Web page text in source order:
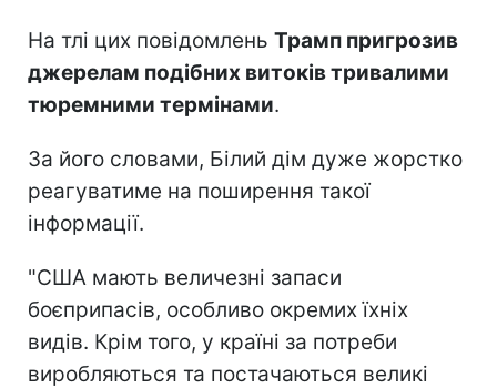
На тлі цих повідомлень Трамп пригрозив
джерелам подібних витоків тривалими
тюремними термінами.
За його словами, Білий дім дуже жорстко
реагуватиме на поширення такої
інформації.
"США мають величезні запаси
боєприпасів, особливо окремих їхніх
видів. Крім того, у країні за потреби
виробляються та постачаються великі